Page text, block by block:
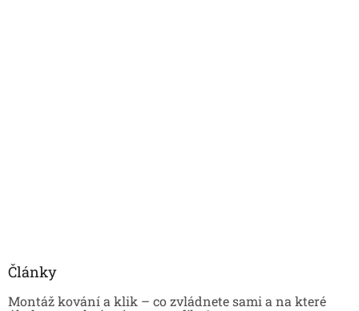
Články
Montáž kování a klik – co zvládnete sami a na které